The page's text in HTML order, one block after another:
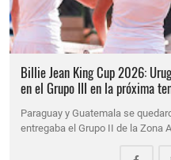
Billie Jean King Cup 2026:
en el Grupo III en la próxima
Paraguay y Guatemala se
entregaba el Grupo II de la Zona